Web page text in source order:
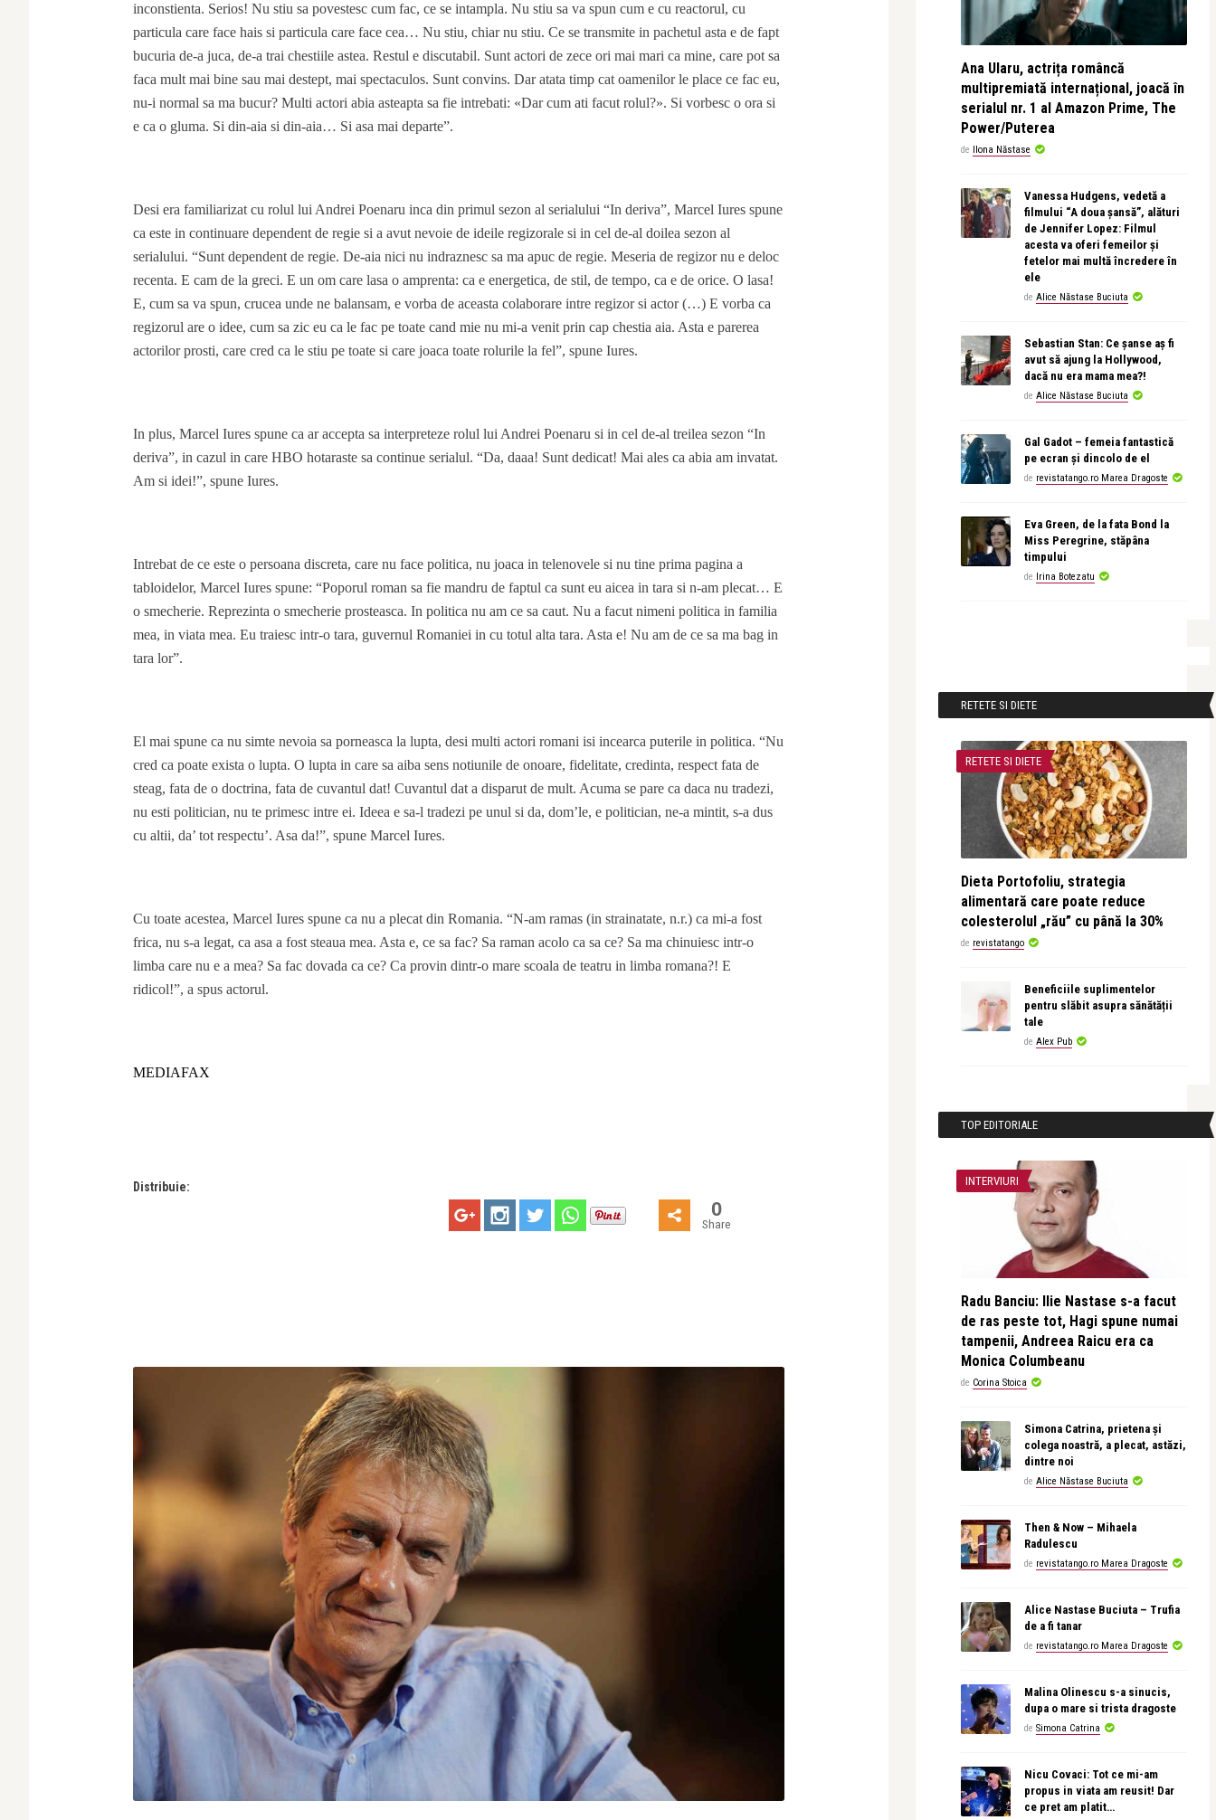
inconstienta. Serios! Nu stiu sa povestesc cum fac, ce se intampla. Nu stiu sa va spun cum e cu reactorul, cu
particula care face hais si particula care face cea… Nu stiu, chiar nu stiu. Ce se transmite in pachetul asta e de fapt
bucuria de-a juca, de-a trai chestiile astea. Restul e discutabil. Sunt actori de zece ori mai mari ca mine, care pot sa
faca mult mai bine sau mai destept, mai spectaculos. Sunt convins. Dar atata timp cat oamenilor le place ce fac eu,
nu-i normal sa ma bucur? Multi actori abia asteapta sa fie intrebati: «Dar cum ati facut rolul?». Si vorbesc o ora si
e ca o gluma. Si din-aia si din-aia… Si asa mai departe”.
Desi era familiarizat cu rolul lui Andrei Poenaru inca din primul sezon al serialului “In deriva”, Marcel Iures spune
ca este in continuare dependent de regie si a avut nevoie de ideile regizorale si in cel de-al doilea sezon al
serialului. “Sunt dependent de regie. De-aia nici nu indraznesc sa ma apuc de regie. Meseria de regizor nu e deloc
recenta. E cam de la greci. E un om care lasa o amprenta: ca e energetica, de stil, de tempo, ca e de orice. O lasa!
E, cum sa va spun, crucea unde ne balansam, e vorba de aceasta colaborare intre regizor si actor (…) E vorba ca
regizorul are o idee, cum sa zic eu ca le fac pe toate cand mie nu mi-a venit prin cap chestia aia. Asta e parerea
actorilor prosti, care cred ca le stiu pe toate si care joaca toate rolurile la fel”, spune Iures.
In plus, Marcel Iures spune ca ar accepta sa interpreteze rolul lui Andrei Poenaru si in cel de-al treilea sezon “In
deriva”, in cazul in care HBO hotaraste sa continue serialul. “Da, daaa! Sunt dedicat! Mai ales ca abia am invatat.
Am si idei!”, spune Iures.
Intrebat de ce este o persoana discreta, care nu face politica, nu joaca in telenovele si nu tine prima pagina a
tabloidelor, Marcel Iures spune: “Poporul roman sa fie mandru de faptul ca sunt eu aicea in tara si n-am plecat… E
o smecherie. Reprezinta o smecherie prosteasca. In politica nu am ce sa caut. Nu a facut nimeni politica in familia
mea, in viata mea. Eu traiesc intr-o tara, guvernul Romaniei in cu totul alta tara. Asta e! Nu am de ce sa ma bag in
tara lor”.
El mai spune ca nu simte nevoia sa porneasca la lupta, desi multi actori romani isi incearca puterile in politica. “Nu
cred ca poate exista o lupta. O lupta in care sa aiba sens notiunile de onoare, fidelitate, credinta, respect fata de
steag, fata de o doctrina, fata de cuvantul dat! Cuvantul dat a disparut de mult. Acuma se pare ca daca nu tradezi,
nu esti politician, nu te primesc intre ei. Ideea e sa-l tradezi pe unul si da, dom’le, e politician, ne-a mintit, s-a dus
cu altii, da’ tot respectu’. Asa da!”, spune Marcel Iures.
Cu toate acestea, Marcel Iures spune ca nu a plecat din Romania. “N-am ramas (in strainatate, n.r.) ca mi-a fost
frica, nu s-a legat, ca asa a fost steaua mea. Asta e, ce sa fac? Sa raman acolo ca sa ce? Sa ma chinuiesc intr-o
limba care nu e a mea? Sa fac dovada ca ce? Ca provin dintr-o mare scoala de teatru in limba romana?! E
ridicol!”, a spus actorul.
MEDIAFAX
Distribuie:
0
Share
Ana Ularu, actrița româncă
multipremiată internațional, joacă în
serialul nr. 1 al Amazon Prime, The
Power/Puterea
de Ilona Năstase
Vanessa Hudgens, vedetă a
filmului “A doua șansă”, alături
de Jennifer Lopez: Filmul
acesta va oferi femeilor și
fetelor mai multă încredere în
ele
de Alice Năstase Buciuta
Sebastian Stan: Ce șanse aș fi
avut să ajung la Hollywood,
dacă nu era mama mea?!
de Alice Năstase Buciuta
Gal Gadot – femeia fantastică
pe ecran și dincolo de el
de revistatango.ro Marea Dragoste
Eva Green, de la fata Bond la
Miss Peregrine, stăpâna
timpului
de Irina Botezatu
RETETE SI DIETE
RETETE SI DIETE
Dieta Portofoliu, strategia
alimentară care poate reduce
colesterolul „rău” cu până la 30%
de revistatango
Beneficiile suplimentelor
pentru slăbit asupra sănătății
tale
de Alex Pub
TOP EDITORIALE
INTERVIURI
Radu Banciu: Ilie Nastase s-a facut
de ras peste tot, Hagi spune numai
tampenii, Andreea Raicu era ca
Monica Columbeanu
de Corina Stoica
Simona Catrina, prietena și
colega noastră, a plecat, astăzi,
dintre noi
de Alice Năstase Buciuta
Then & Now – Mihaela
Radulescu
de revistatango.ro Marea Dragoste
Alice Nastase Buciuta – Trufia
de a fi tanar
de revistatango.ro Marea Dragoste
Malina Olinescu s-a sinucis,
dupa o mare si trista dragoste
de Simona Catrina
Nicu Covaci: Tot ce mi-am
propus in viata am reusit! Dar
ce pret am platit…